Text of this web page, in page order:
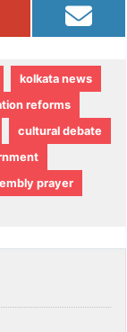
kolkata news
reforms
cultural debate
prayer